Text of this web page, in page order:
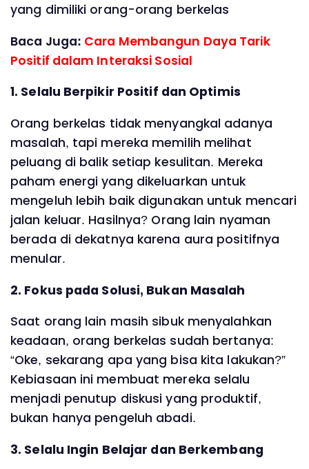
yang dimiliki orang-orang berkelas
Baca Juga: Cara Membangun Daya Tarik
Positif dalam Interaksi Sosial
1. Selalu Berpikir Positif dan Optimis
Orang berkelas tidak menyangkal adanya
masalah, tapi mereka memilih melihat
peluang di balik setiap kesulitan. Mereka
paham energi yang dikeluarkan untuk
mengeluh lebih baik digunakan untuk mencari
jalan keluar. Hasilnya? Orang lain nyaman
berada di dekatnya karena aura positifnya
menular.
2. Fokus pada Solusi, Bukan Masalah
Saat orang lain masih sibuk menyalahkan
keadaan, orang berkelas sudah bertanya:
“Oke, sekarang apa yang bisa kita lakukan?”
Kebiasaan ini membuat mereka selalu
menjadi penutup diskusi yang produktif,
bukan hanya pengeluh abadi.
3. Selalu Ingin Belajar dan Berkembang